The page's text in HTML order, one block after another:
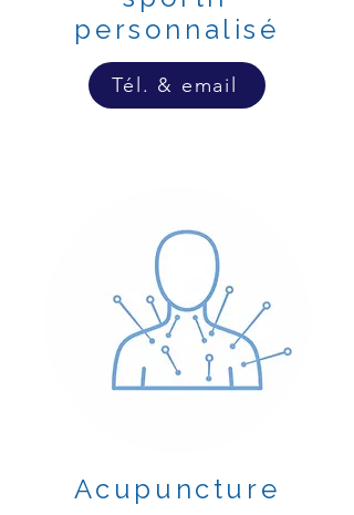
personnalisé
Tél. & email
Acupuncture